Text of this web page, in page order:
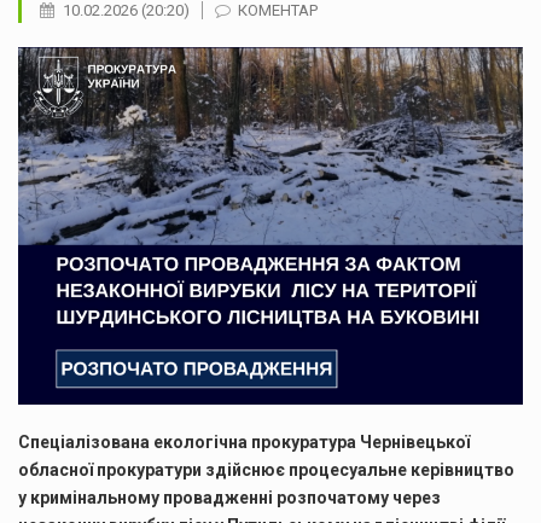
10.02.2026 (20:20) КОМЕНТАР
Спеціалізована екологічна прокуратура Чернівецької
обласної прокуратури здійснює процесуальне керівництво
у кримінальному провадженні розпочатому через